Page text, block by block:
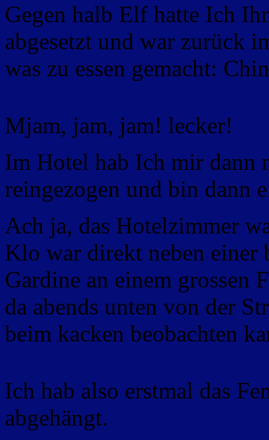
Gegen halb Elf hatte Ich
abgesetzt und war zurück
was zu essen gemacht:
Mjam, jam, jam! lecker!
Im Hotel hab Ich mir dann
reingezogen und bin dann
Ach ja, das Hotelzimmer
Klo war direkt neben einer
Gardine an einem grossen
da abends unten von der
beim kacken beobachten
Ich hab also erstmal das
abgehängt.